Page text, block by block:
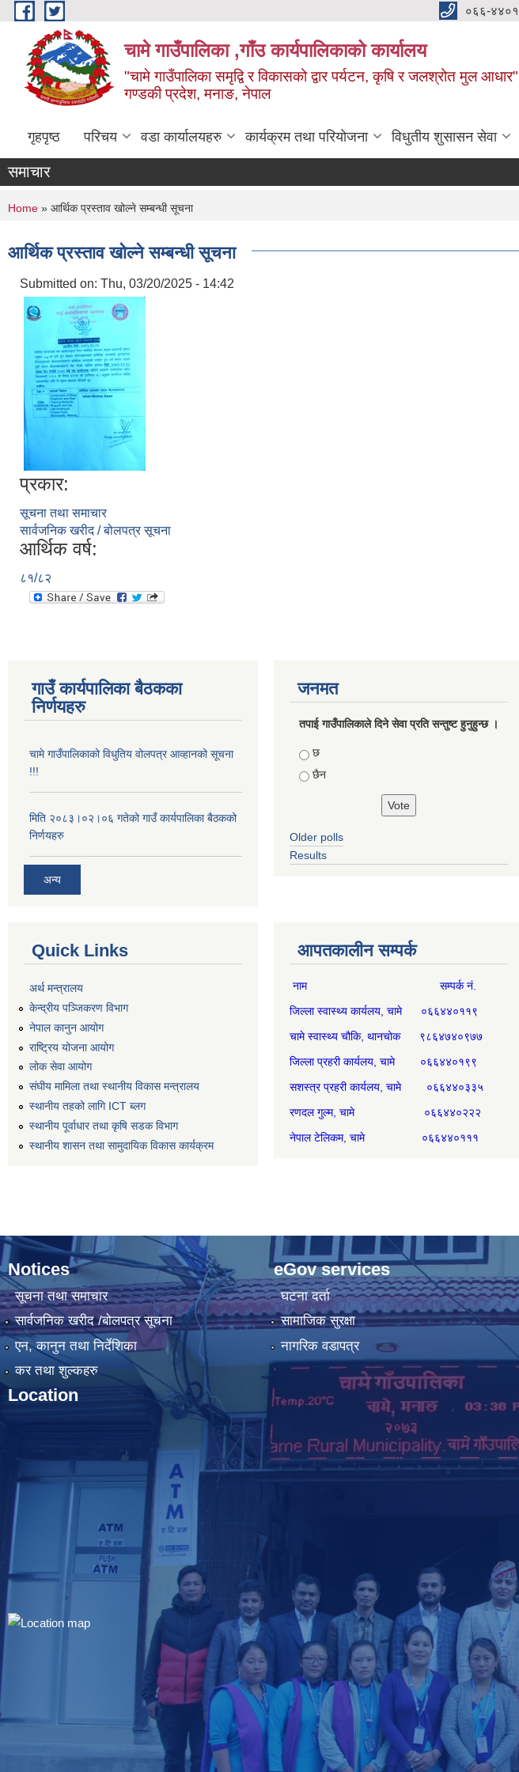
Skip to main content ०६६-
चामे गाउँपालिका ,गाँउ कार्यपालिकाको कार्यालय
"चामे गाउँपालिका समृद्वि र विकासको द्वार पर्यटन, कृषि र जलश्रोत मुल आधार"
गण्डकी प्रदेश, मनाङ, नेपाल
गृहपृष्ठ परिचय वडा कार्यालयहरु कार्यक्रम तथा परियोजना विधुतीय शुसासन सेवा
समाचार
You are here
Home » आर्थिक प्रस्ताव खोल्ने सम्बन्धी सूचना
आर्थिक प्रस्ताव खोल्ने सम्बन्धी सूचना
Submitted on: Thu, 03/20/2025 - 14:42
प्रकार:
सूचना तथा समाचार
सार्वजनिक खरीद / बोलपत्र सूचना
आर्थिक वर्ष:
८१/८२
गाउँ कार्यपालिका बैठकका
निर्णयहरु
चामे गाउँपालिकाको विधुतिय वोलपत्र आव्हानको सूचना
!!!
मिति २०८३।०२।०६ गतेको गाउँ कार्यपालिका बैठकको
निर्णयहरु
अन्य
जनमत
तपाई गाउँपालिकाले दिने सेवा प्रति सन्तुष्ट हुनुहुन्छ ।
Choices
छ
छैन
Older polls
Results
Quick Links
अर्थ मन्त्रालय
केन्द्रीय पञ्जिकरण विभाग
नेपाल कानुन आयोग
राष्ट्रिय योजना आयोग
लोक सेवा आयोग
संघीय मामिला तथा स्थानीय विकास मन्त्रालय
स्थानीय तहको लागि ICT ब्लग
स्थानीय पूर्वाधार तथा कृषि सडक विभाग
स्थानीय शासन तथा सामुदायिक विकास कार्यक्रम
आपतकालीन सम्पर्क
नाम सम्पर्क नं.
जिल्ला स्वास्थ्य कार्यलय, चामे ०६६४४०११९
चामे स्वास्थ्य चौकि, थानचोक ९८६४७४०९७७
जिल्ला प्रहरी कार्यलय, चामे ०६६४४०१९९
सशस्त्र प्रहरी कार्यलय, चामे ०६६४४०३३५
रणदल गुल्म, चामे ०६६४४०२२२
नेपाल टेलिकम, चामे ०६६४४०१११
Notices
सूचना तथा समाचार
सार्वजनिक खरीद /बोलपत्र सूचना
एन, कानुन तथा निर्देशिका
कर तथा शुल्कहरु
Location
eGov services
घटना दर्ता
सामाजिक सुरक्षा
नागरिक वडापत्र